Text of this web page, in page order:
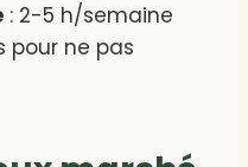
: 2-5 h/semaine
pour ne pas